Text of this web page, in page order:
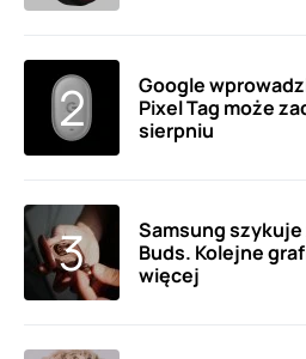
Google
Pixel Tag może
sierpniu
Samsung szykuje
Buds. Kolejne
więcej